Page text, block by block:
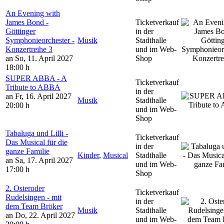
An Evening with
James Bond -
Göttinger
Symphonieorchester -
Konzertreihe 3
an So, 11. April 2027
18:00 h
Musik
Ticketverkauf
in der
Stadthalle
und im Web-
Shop
SUPER ABBA - A
Tribute to ABBA
an Fr, 16. April 2027
20:00 h
Musik
Ticketverkauf
in der
Stadthalle
und im Web-
Shop
Tabaluga und Lilli -
Das Musical für die
ganze Familie
an Sa, 17. April 2027
17:00 h
Kinder, Musical
Ticketverkauf
in der
Stadthalle
und im Web-
Shop
2. Osteroder
Rudelsingen - mit
dem Team Bröker
an Do, 22. April 2027
Musik
Ticketverkauf
in der
Stadthalle
und im Web-